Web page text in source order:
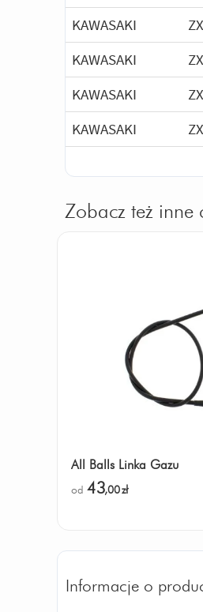
KAWASAKI
KAWASAKI
KAWASAKI
KAWASAKI
Zobacz też inne
All Balls Linka Gazu
od 43,00zł
Informacje o